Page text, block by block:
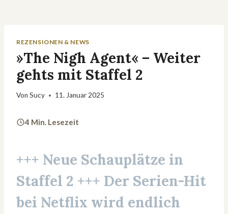
REZENSIONEN & NEWS
»The Nigh Agent« – Weiter
gehts mit Staffel 2
Von Sucy 11. Januar 2025
4 Min. Lesezeit
+++ Neue Schauplätze in
Staffel 2 +++ Der Serien-Hit
bei Netflix wird endlich